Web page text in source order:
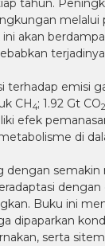
tahun.
melalui
akan
emisi
CH4; 1.92 Gt CO2
efek
di
dengan
Buku ini
serta